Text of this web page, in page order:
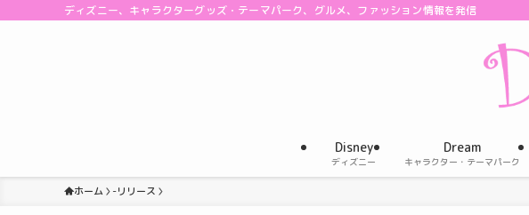
ディズニー、キャラクターグッズ・テーマパーク、グルメ、ファッション情報を発信
Disney
ディズニー
Dream
キャラクター・テーマパーク
ホーム -リリース